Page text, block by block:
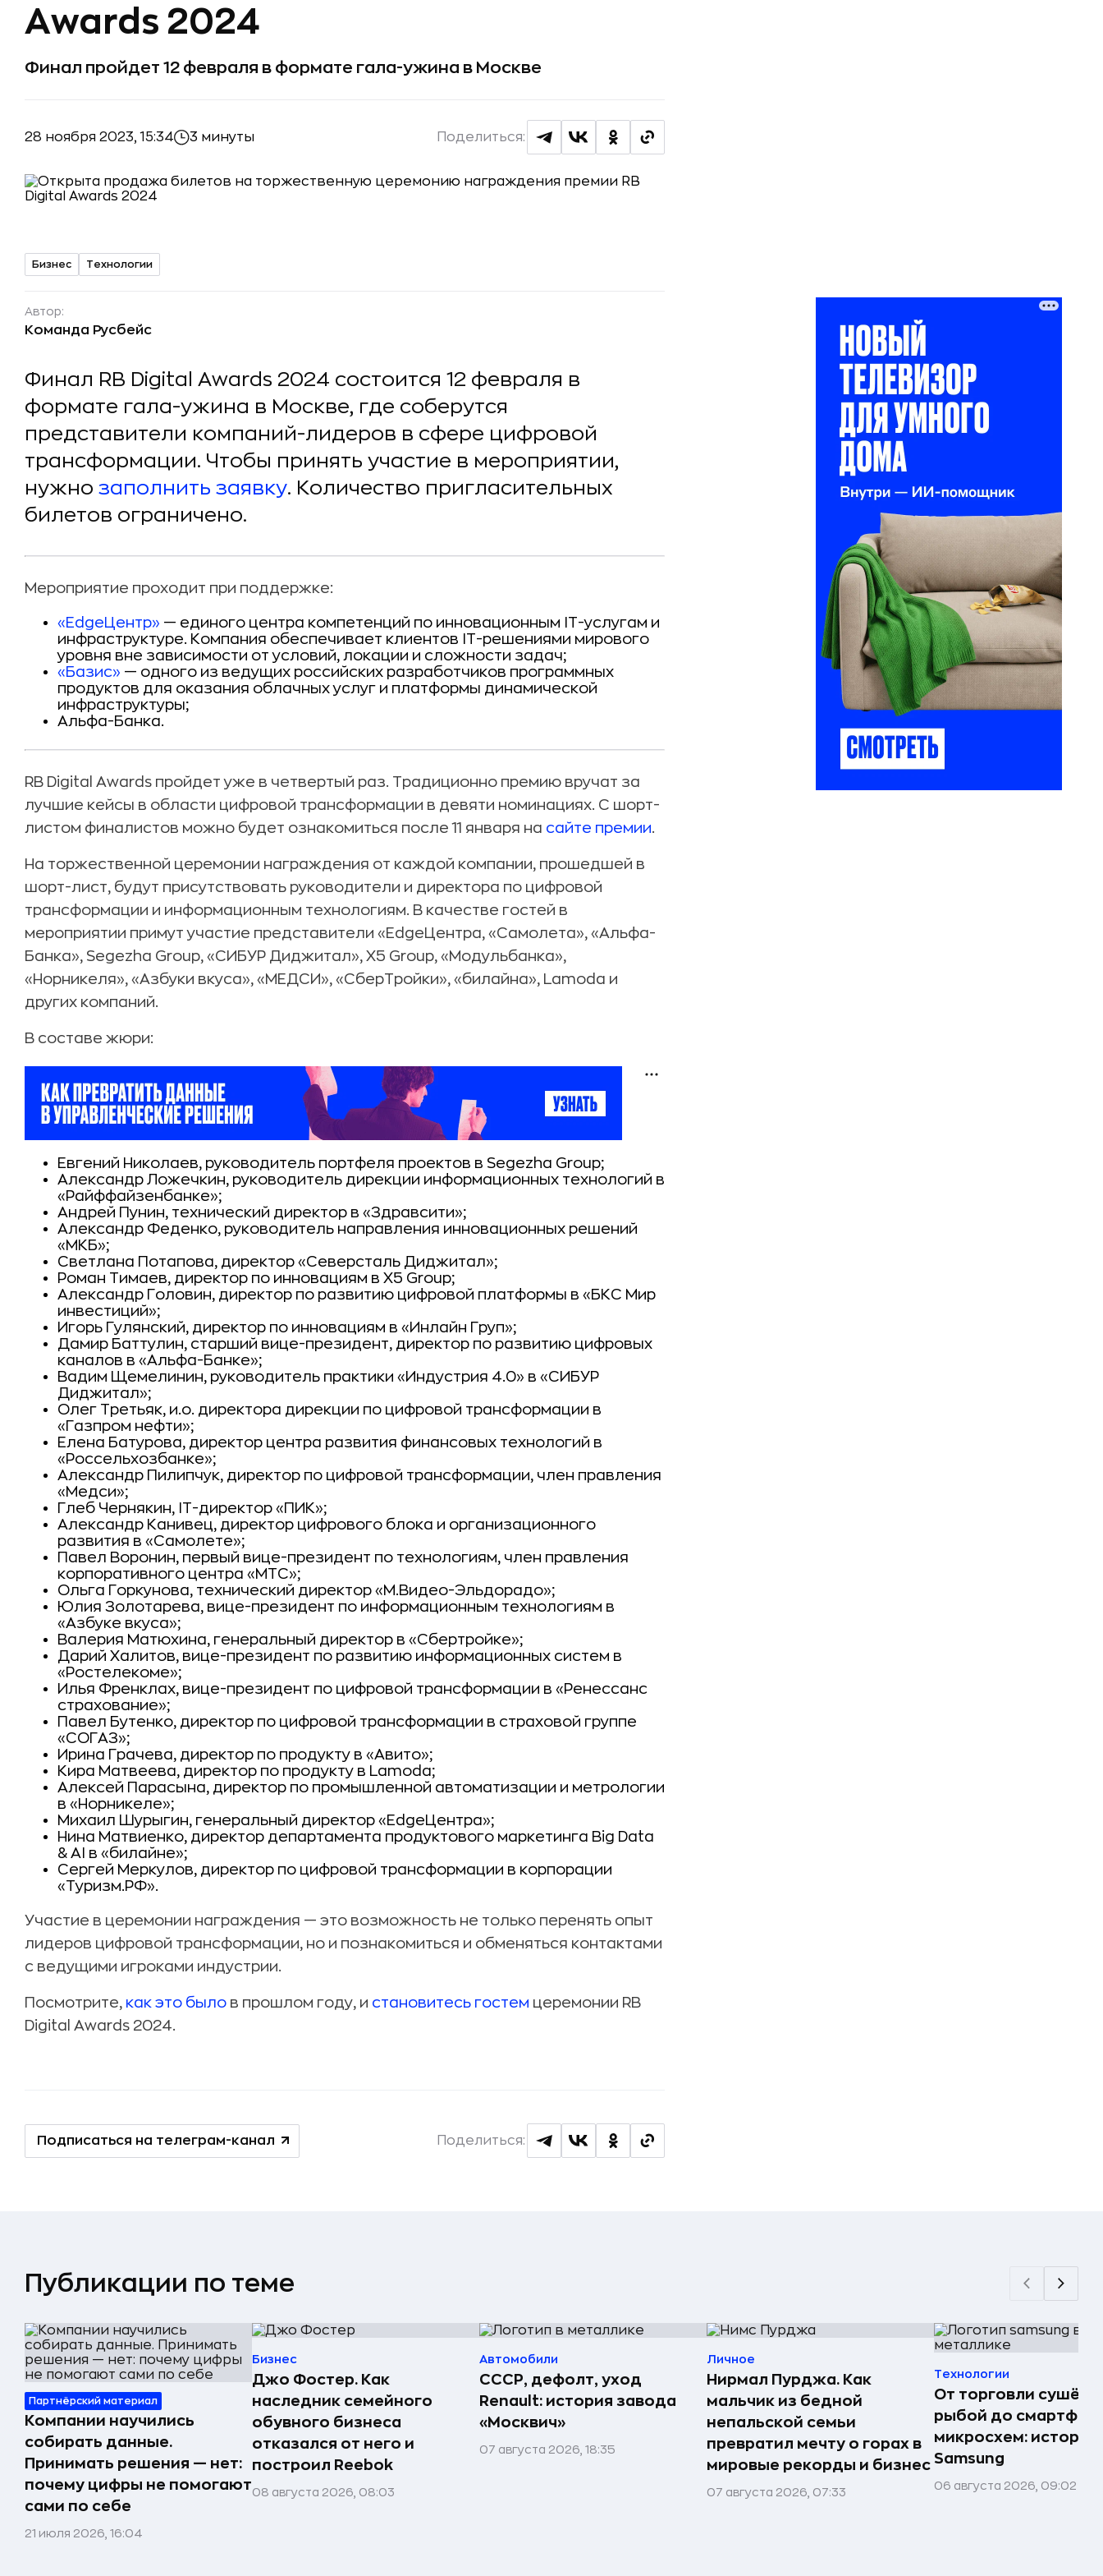
Awards 2024
Финал пройдет 12 февраля в формате гала-ужина в Москве
28 ноября 2023, 15:34 3 минуты Поделиться:
Бизнес Технологии
Автор:
Команда Русбейс
Финал RB Digital Awards 2024 состоится 12 февраля в
формате гала-ужина в Москве, где соберутся
представители компаний-лидеров в сфере цифровой
трансформации. Чтобы принять участие в мероприятии,
нужно заполнить заявку. Количество пригласительных
билетов ограничено.
Мероприятие проходит при поддержке:
«EdgeЦентр» — единого центра компетенций по инновационным IT-услугам и
инфраструктуре. Компания обеспечивает клиентов IT-решениями мирового
уровня вне зависимости от условий, локации и сложности задач;
«Базис» — одного из ведущих российских разработчиков программных
продуктов для оказания облачных услуг и платформы динамической
инфраструктуры;
Альфа-Банка.
RB Digital Awards пройдет уже в четвертый раз. Традиционно премию вручат за
лучшие кейсы в области цифровой трансформации в девяти номинациях. С шорт-
листом финалистов можно будет ознакомиться после 11 января на сайте премии.
На торжественной церемонии награждения от каждой компании, прошедшей в
шорт-лист, будут присутствовать руководители и директора по цифровой
трансформации и информационным технологиям. В качестве гостей в
мероприятии примут участие представители «EdgeЦентра, «Самолета», «Альфа-
Банка», Segezha Group, «СИБУР Диджитал», X5 Group, «Модульбанка»,
«Норникеля», «Азбуки вкуса», «МЕДСИ», «СберТройки», «билайна», Lamoda и
других компаний.
В составе жюри:
Евгений Николаев, руководитель портфеля проектов в Segezha Group;
Александр Ложечкин, руководитель дирекции информационных технологий в
«Райффайзенбанке»;
Андрей Пунин, технический директор в «Здравсити»;
Александр Феденко, руководитель направления инновационных решений
«МКБ»;
Светлана Потапова, директор «Северсталь Диджитал»;
Роман Тимаев, директор по инновациям в X5 Group;
Александр Головин, директор по развитию цифровой платформы в «БКС Мир
инвестиций»;
Игорь Гулянский, директор по инновациям в «Инлайн Груп»;
Дамир Баттулин, старший вице-президент, директор по развитию цифровых
каналов в «Альфа-Банке»;
Вадим Щемелинин, руководитель практики «Индустрия 4.0» в «СИБУР
Диджитал»;
Олег Третьяк, и.о. директора дирекции по цифровой трансформации в
«Газпром нефти»;
Елена Батурова, директор центра развития финансовых технологий в
«Россельхозбанке»;
Александр Пилипчук, директор по цифровой трансформации, член правления
«Медси»;
Глеб Чернякин, IT-директор «ПИК»;
Александр Канивец, директор цифрового блока и организационного
развития в «Самолете»;
Павел Воронин, первый вице-президент по технологиям, член правления
корпоративного центра «МТС»;
Ольга Горкунова, технический директор «М.Видео-Эльдорадо»;
Юлия Золотарева, вице-президент по информационным технологиям в
«Азбуке вкуса»;
Валерия Матюхина, генеральный директор в «Сбертройке»;
Дарий Халитов, вице-президент по развитию информационных систем в
«Ростелекоме»;
Илья Френклах, вице-президент по цифровой трансформации в «Ренессанс
страхование»;
Павел Бутенко, директор по цифровой трансформации в страховой группе
«СОГАЗ»;
Ирина Грачева, директор по продукту в «Авито»;
Кира Матвеева, директор по продукту в Lamoda;
Алексей Парасына, директор по промышленной автоматизации и метрологии
в «Норникеле»;
Михаил Шурыгин, генеральный директор «EdgeЦентра»;
Нина Матвиенко, директор департамента продуктового маркетинга Big Data
& AI в «билайне»;
Сергей Меркулов, директор по цифровой трансформации в корпорации
«Туризм.РФ».
Участие в церемонии награждения — это возможность не только перенять опыт
лидеров цифровой трансформации, но и познакомиться и обменяться контактами
с ведущими игроками индустрии.
Посмотрите, как это было в прошлом году, и становитесь гостем церемонии RB
Digital Awards 2024.
Подписаться на телеграм-канал Поделиться:
Публикации по теме
Партнёрский материал
Компании научились
собирать данные.
Принимать решения — нет:
почему цифры не помогают
сами по себе
21 июля 2026, 16:04
Бизнес
Джо Фостер. Как
наследник семейного
обувного бизнеса
отказался от него и
построил Reebok
08 августа 2026, 08:03
Автомобили
СССР, дефолт, уход
Renault: история завода
«Москвич»
07 августа 2026, 18:35
Личное
Нирмал Пурджа. Как
мальчик из бедной
непальской семьи
превратил мечту о горах в
мировые рекорды и бизнес
07 августа 2026, 07:33
Технологии
От торговли
рыбой до
микросхем: история
Samsung
06 августа 2026, 09:02